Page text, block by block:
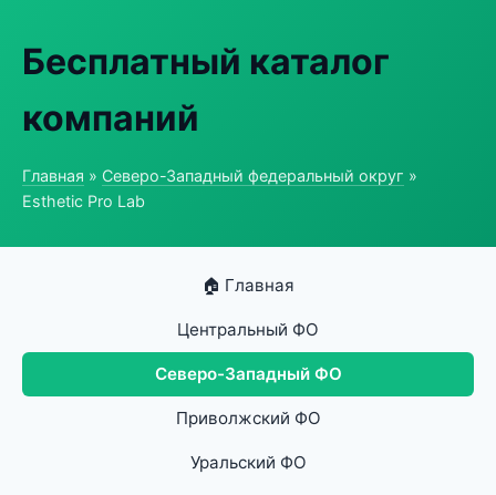
Бесплатный каталог
компаний
Главная » Северо-Западный федеральный округ »
Esthetic Pro Lab
🏠 Главная
Центральный ФО
Северо-Западный ФО
Приволжский ФО
Уральский ФО